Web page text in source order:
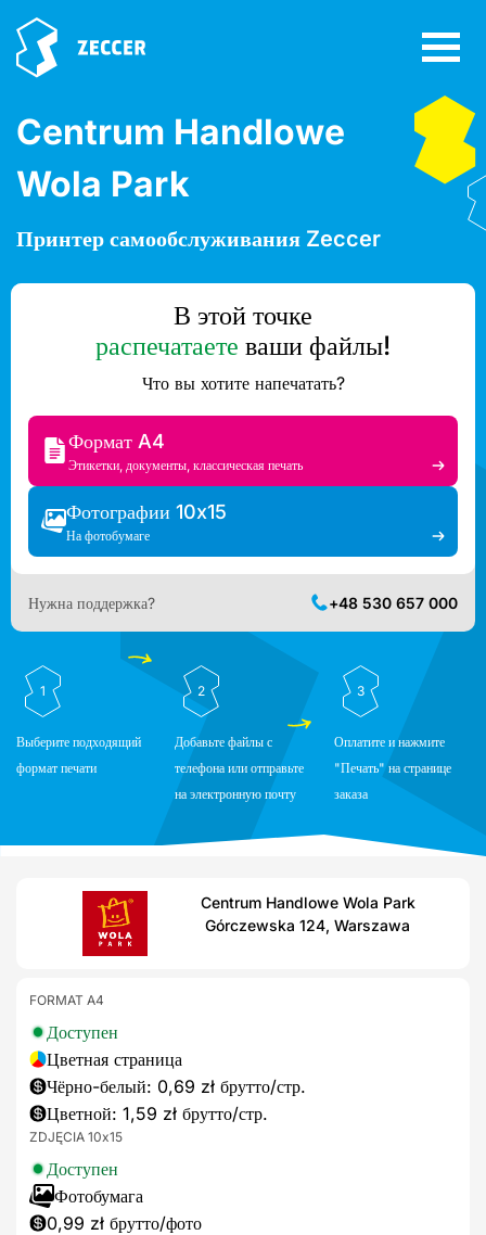
Centrum Handlowe
Wola Park
Принтер самообслуживания Zeccer
В этой точке
распечатаете ваши файлы!
Что вы хотите напечатать?
Формат A4
Этикетки, документы, классическая печать
Фотографии 10x15
На фотобумаге
Нужна поддержка? +48 530 657 000
1
Выберите подходящий
формат печати
2
Добавьте файлы с
телефона или отправьте
на электронную почту
3
Оплатите и нажмите
"Печать" на странице
заказа
Centrum Handlowe Wola Park
Górczewska 124, Warszawa
FORMAT A4
Доступен
Цветная страница
Чёрно-белый: 0,69 zł брутто/стр.
Цветной: 1,59 zł брутто/стр.
ZDJĘCIA 10x15
Доступен
Фотобумага
0,99 zł брутто/фото